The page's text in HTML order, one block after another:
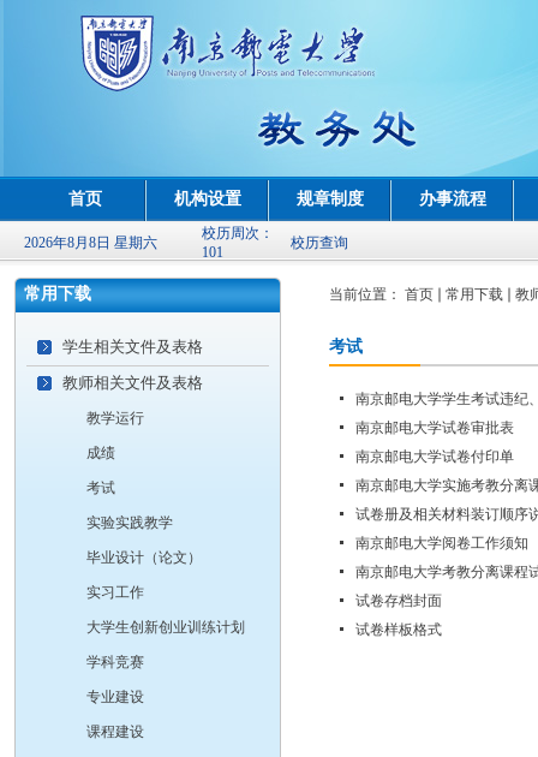
首页 机构设置 规章制度 办事流程
2026年8月8日 星期六
校历周次：
101
校历查询
常用下载 当前位置： 首页 常用下载 教
学生相关文件及表格
教师相关文件及表格
教学运行
成绩
考试
实验实践教学
毕业设计（论文）
实习工作
大学生创新创业训练计划
学科竞赛
专业建设
课程建设
考试
南京邮电大学学生考试违纪
南京邮电大学试卷审批表
南京邮电大学试卷付印单
南京邮电大学实施考教分离
试卷册及相关材料装订顺序
南京邮电大学阅卷工作须知
南京邮电大学考教分离课程
试卷存档封面
试卷样板格式